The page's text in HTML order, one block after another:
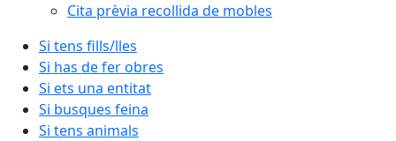
Cita prèvia recollida de mobles
Si tens fills/lles
Si has de fer obres
Si ets una entitat
Si busques feina
Si tens animals